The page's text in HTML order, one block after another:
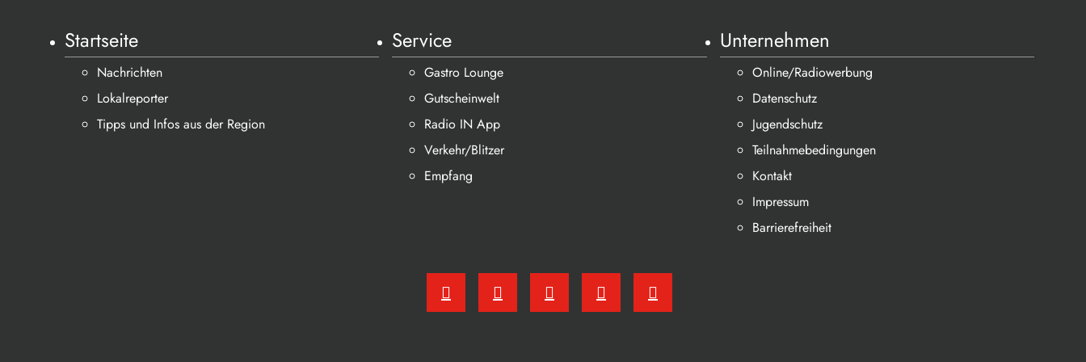
Startseite
Nachrichten
Lokalreporter
Tipps und Infos aus der Region
Service
Gastro Lounge
Gutscheinwelt
Radio IN App
Verkehr/Blitzer
Empfang
Unternehmen
Online/Radiowerbung
Datenschutz
Jugendschutz
Teilnahmebedingungen
Kontakt
Impressum
Barrierefreiheit